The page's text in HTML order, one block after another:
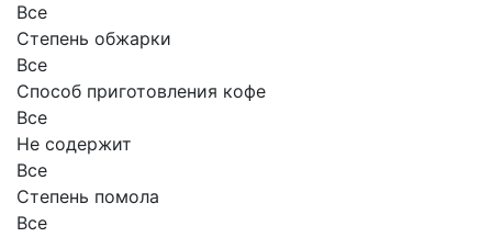
Все
Степень обжарки
Все
Способ приготовления кофе
Все
Не содержит
Все
Степень помола
Все